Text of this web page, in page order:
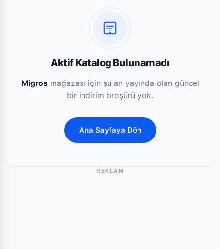
Aktif Katalog Bulunamadı
Migros mağazası için şu an yayında olan güncel
bir indirim broşürü yok.
Ana Sayfaya Dön
REKLAM